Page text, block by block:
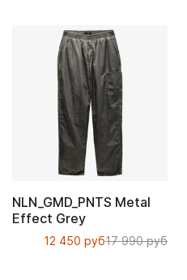
NLN_GMD_PNTS Metal
Effect Grey
17 990 руб
12 450 руб